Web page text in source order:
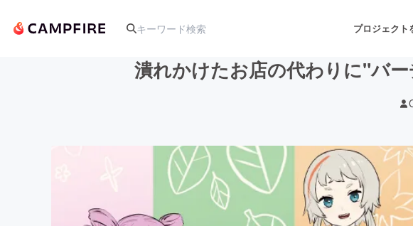
プロジェクト
アート・写真 音楽
テクノロジー・ガジェット ゲーム・サービス
潰れかけたお店の代わりに"バ